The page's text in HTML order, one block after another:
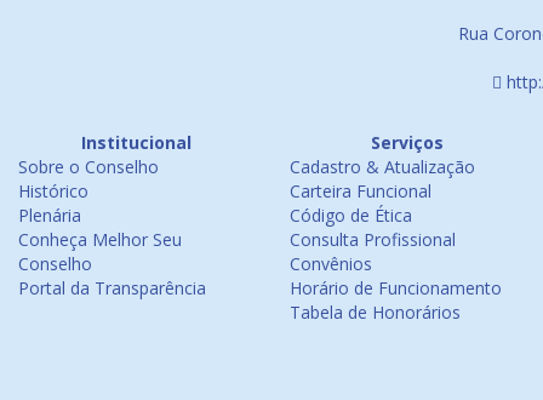
Rua
Institucional
Sobre o Conselho
Histórico
Plenária
Conheça Melhor Seu
Conselho
Portal da Transparência
Serviços
Cadastro & Atualização
Carteira Funcional
Código de Ética
Consulta Profissional
Convênios
Horário de Funcionamento
Tabela de Honorários